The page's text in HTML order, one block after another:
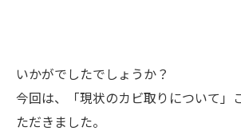
いかがでしたでしょうか？
今回は、「現状のカビ取りについて」
ただきました。